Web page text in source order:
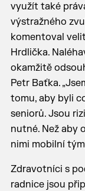
využít také
výstražného
komentoval
Hrdlička.
okamžitě
Petr Baťka.
tomu, aby byli
seniorů. Jsou
nutné. Než aby
nimi mobilní
Zdravotníci s
radnice jsou